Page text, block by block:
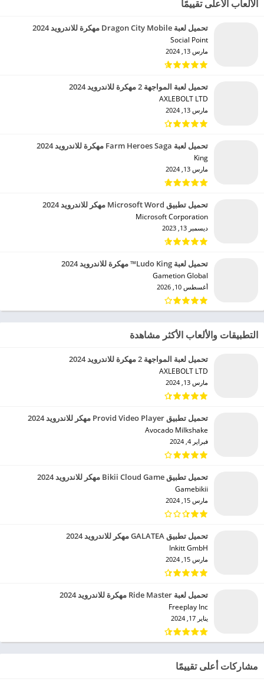
الألعاب الأعلى تقييمًا
تحميل لعبة Dragon City Mobile مهكرة للاندرويد 2024
Social Point‏
مارس 13, 2024
تحميل لعبة المواجهة 2 مهكرة للاندرويد 2024
AXLEBOLT LTD‏
مارس 13, 2024
تحميل لعبة Farm Heroes Saga مهكرة للاندرويد 2024
King‏
مارس 13, 2024
تحميل تطبيق Microsoft Word مهكر للاندرويد 2024
Microsoft Corporation‏
ديسمبر 13, 2023
تحميل لعبة Ludo King™ مهكرة للاندرويد 2024
Gametion Global‏
أغسطس 10, 2026
التطبيقات والألعاب الأكثر مشاهدة
تحميل لعبة المواجهة 2 مهكرة للاندرويد 2024
AXLEBOLT LTD‏
مارس 13, 2024
تحميل تطبيق Provid Video Player مهكر للاندرويد 2024
Avocado Milkshake‏
فبراير 4, 2024
تحميل تطبيق Bikii Cloud Game مهكر للاندرويد 2024
Gamebikii‏
مارس 15, 2024
تحميل تطبيق GALATEA مهكر للاندرويد 2024
Inkitt GmbH‏
مارس 15, 2024
تحميل لعبة Ride Master مهكرة للاندرويد 2024
Freeplay Inc‏
يناير 17, 2024
مشاركات أعلى تقييمًا